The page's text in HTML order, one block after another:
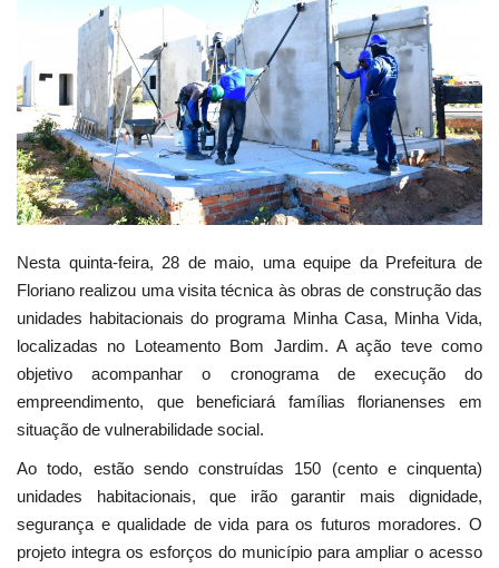
Webmail
Contato
Nesta quinta-feira, 28 de maio, uma equipe da Prefeitura de
Floriano realizou uma visita técnica às obras de construção das
unidades habitacionais do programa Minha Casa, Minha Vida,
localizadas no Loteamento Bom Jardim. A ação teve como
objetivo acompanhar o cronograma de execução do
empreendimento, que beneficiará famílias florianenses em
situação de vulnerabilidade social.
Ao todo, estão sendo construídas 150 (cento e cinquenta)
unidades habitacionais, que irão garantir mais dignidade,
segurança e qualidade de vida para os futuros moradores. O
projeto integra os esforços do município para ampliar o acesso